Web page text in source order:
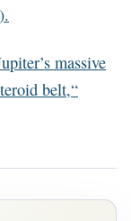
massive
belt,“